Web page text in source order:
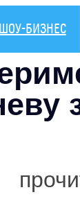
ШОУ-БИЗНЕС